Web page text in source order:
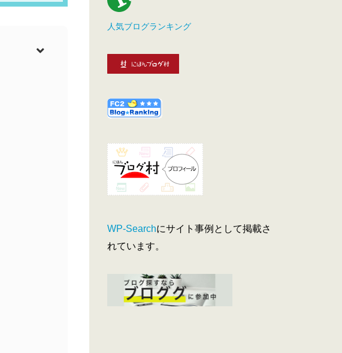
人気ブログランキング
WP-Searchにサイト事例として掲載さ
れています。